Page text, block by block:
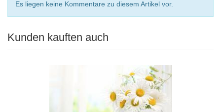
Es liegen keine Kommentare zu diesem Artikel vor.
Kunden kauften auch